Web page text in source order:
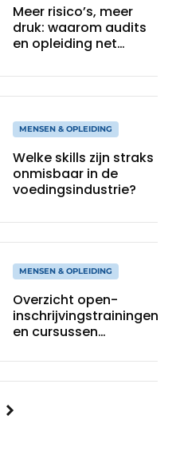
Meer risico’s, meer
druk: waarom audits
en opleiding net
zijn
MENSEN & OPLEIDING
Welke skills zijn straks
onmisbaar in de
voedingsindustrie?
MENSEN & OPLEIDING
Overzicht open-
inschrijvingstrainingen
en cursussen
Consultancy